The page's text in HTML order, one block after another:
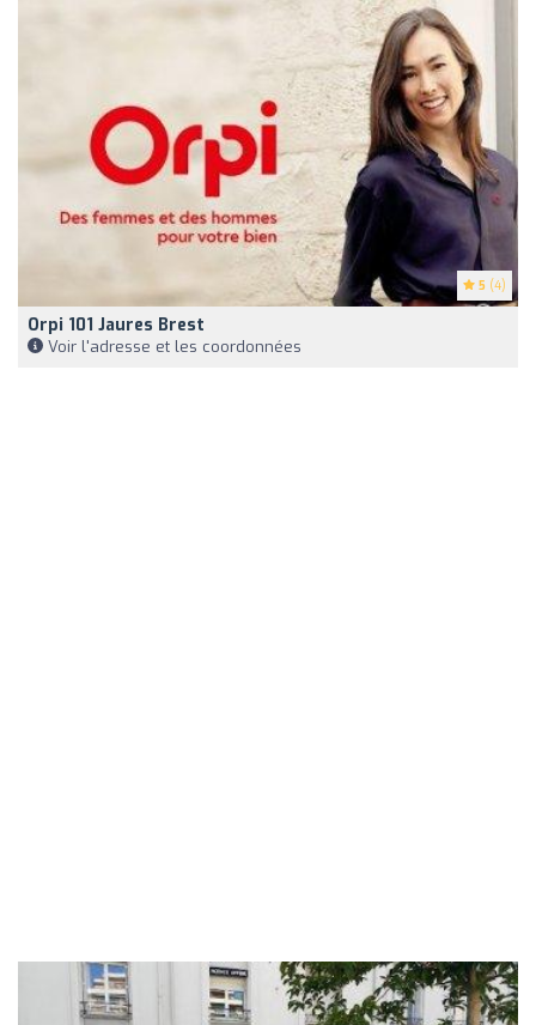
5 (4)
Orpi 101 Jaures Brest
Voir l'adresse et les coordonnées